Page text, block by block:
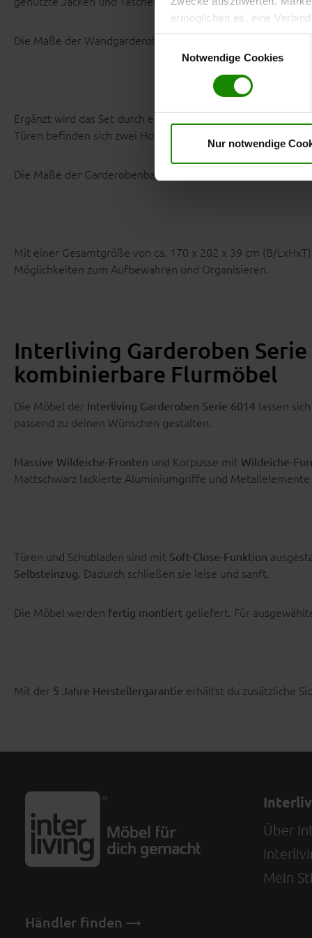
ermöglichen es, eine
anzuzeigen. Sie können frei
Klicken Sie auf „ Ablehnen “,
erteilte Einwilligung
Einwilligungsauswahl
Notwendige Cookies
Nur notwendige
Die Maße der Wandgarderobe betragen ca. 90 x 111 x 28 cm
Ergänzt wird das Set durch eine
Türen befinden sich zwei Holzböden für Schuhe und weitere
Die Maße der Garderobenbank betragen ca. 90 x 49 x 39 cm
Mit einer Gesamtgröße von ca. 170 x 202 x 39 cm (B/
Möglichkeiten zum Aufbewahren und Organisieren.
Interliving Garderoben
kombinierbare Flurmöbel
Die Möbel der Interliving Garderoben Serie 6014 lassen
passend zu deinen Wünschen gestalten.
Massive Wildeiche-Fronten und Korpusse mit Wildeiche-
Mattschwarz lackierte Aluminiumgriffe und
Türen und Schubladen sind mit Soft-Close-Funktion
Selbsteinzug. Dadurch schließen sie leise und sanft.
Die Möbel werden fertig montiert geliefert. Für
Mit der 5 Jahre Herstellergarantie erhältst du zusätzliche
Händler finden
Über
Mein